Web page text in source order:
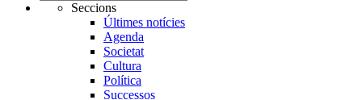
Seccions
Últimes notícies
Agenda
Societat
Cultura
Política
Successos